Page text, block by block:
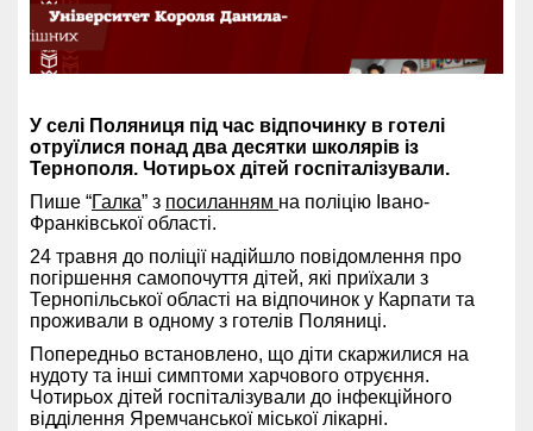
У селі Поляниця під час відпочинку в готелі
отруїлися понад два десятки школярів із
Тернополя. Чотирьох дітей госпіталізували.
Пише “Галка” з посиланням на поліцію Івано-
Франківської області.
24 травня до поліції надійшло повідомлення про
погіршення самопочуття дітей, які приїхали з
Тернопільської області на відпочинок у Карпати та
проживали в одному з готелів Поляниці.
Попередньо встановлено, що діти скаржилися на
нудоту та інші симптоми харчового отруєння.
Чотирьох дітей госпіталізували до інфекційного
відділення Яремчанської міської лікарні.